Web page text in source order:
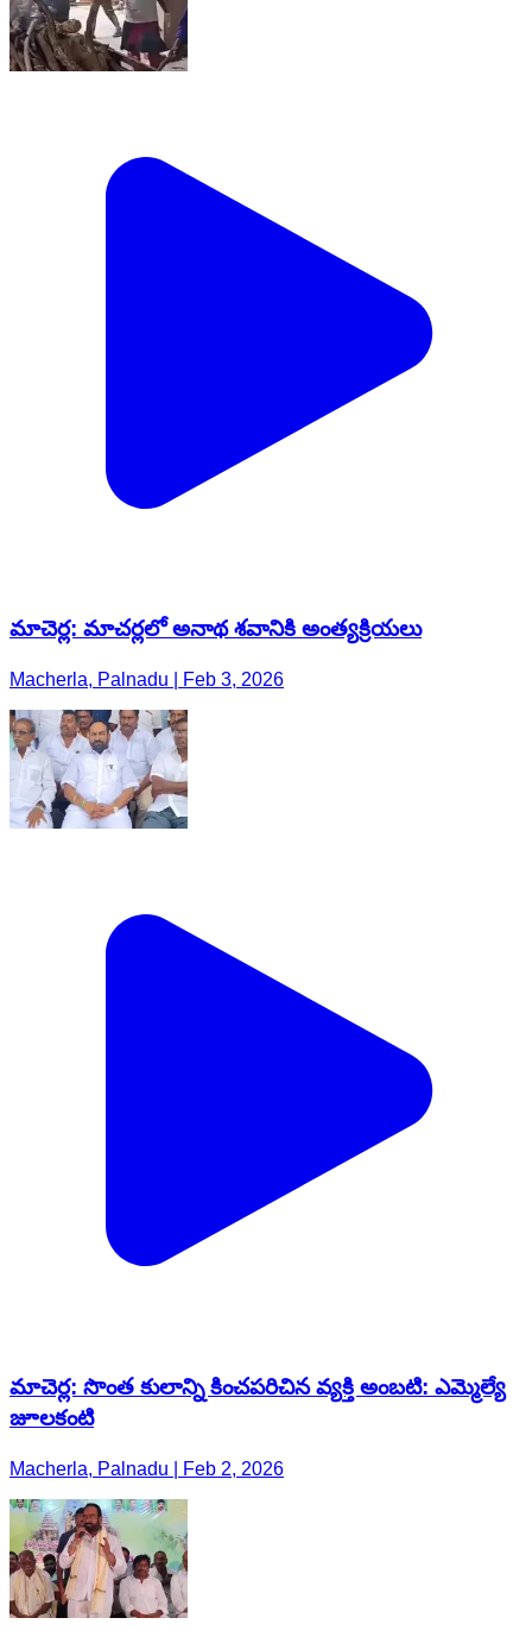
మాచెర్ల: మాచర్లలో అనాథ శవానికి అంత్యక్రియలు
Macherla, Palnadu | Feb 3, 2026
మాచెర్ల: సొంత కులాన్ని కించపరిచిన వ్యక్తి అంబటి: ఎమ్మెల్యే
జూలకంటి
Macherla, Palnadu | Feb 2, 2026